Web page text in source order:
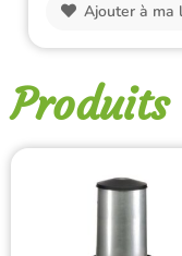
Ajouter à ma
Produits